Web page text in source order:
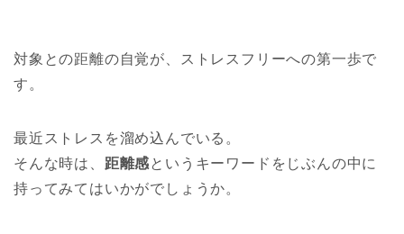
対象との距離の自覚が、ストレスフリーへの第一歩で
す。
最近ストレスを溜め込んでいる。
そんな時は、 距離感というキーワードをじぶんの中に
持ってみてはいかがでしょうか。